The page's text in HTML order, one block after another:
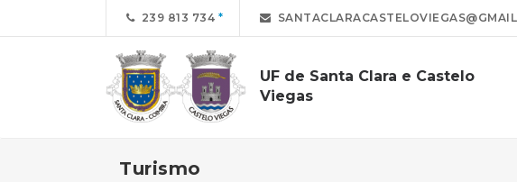
239 813 734
UF de Santa Clara e Castelo
Viegas
Turismo